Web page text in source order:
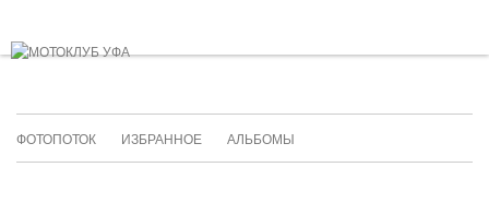
ФОТОПОТОК ИЗБРАННОЕ АЛЬБОМЫ